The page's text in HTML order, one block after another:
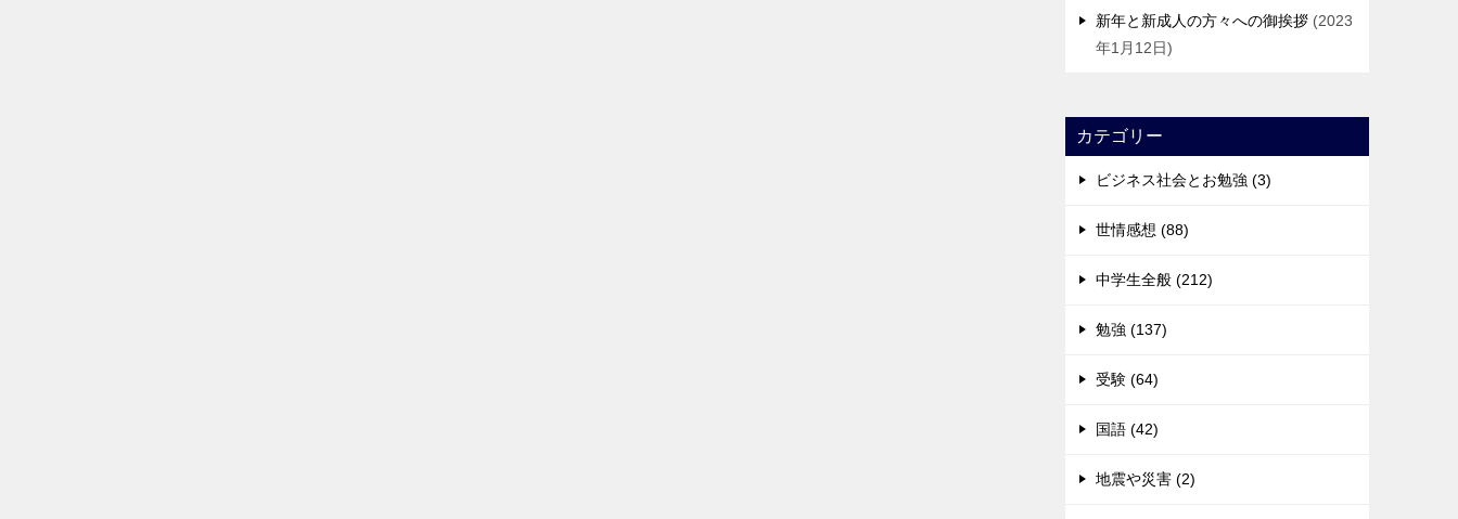
新年と新成人の方々への御挨拶 2023
年1月12日
カテゴリー
ビジネス社会とお勉強 (3)
世情感想 (88)
中学生全般 (212)
勉強 (137)
受験 (64)
国語 (42)
地震や災害 (2)